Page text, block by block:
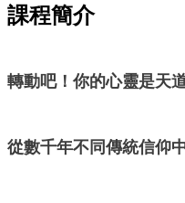
課程簡介
轉動吧！你的心靈是天
從數千年不同傳統信仰